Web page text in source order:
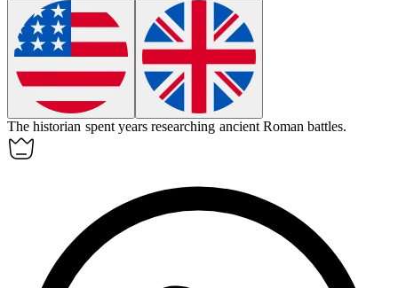
Thehistorian spent years researching ancient Roman battles.